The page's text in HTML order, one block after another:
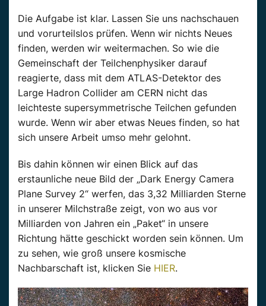
Die Aufgabe ist klar. Lassen Sie uns nachschauen
und vorurteilslos prüfen. Wenn wir nichts Neues
finden, werden wir weitermachen. So wie die
Gemeinschaft der Teilchenphysiker darauf
reagierte, dass mit dem ATLAS-Detektor des
Large Hadron Collider am CERN nicht das
leichteste supersymmetrische Teilchen gefunden
wurde. Wenn wir aber etwas Neues finden, so hat
sich unsere Arbeit umso mehr gelohnt.
Bis dahin können wir einen Blick auf das
erstaunliche neue Bild der „Dark Energy Camera
Plane Survey 2“ werfen, das 3,32 Milliarden Sterne
in unserer Milchstraße zeigt, von wo aus vor
Milliarden von Jahren ein „Paket“ in unsere
Richtung hätte geschickt worden sein können. Um
zu sehen, wie groß unsere kosmische
Nachbarschaft ist, klicken Sie HIER.